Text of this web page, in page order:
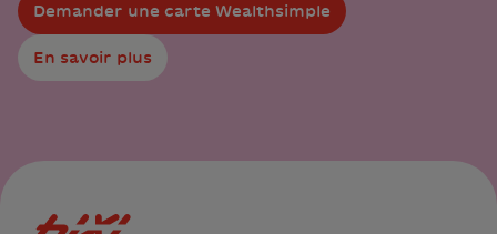
Demander une carte Wealthsimple
En savoir plus
Logo Bixi Montréal